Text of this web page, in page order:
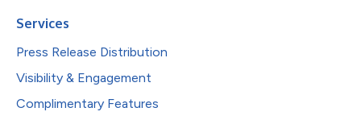
Services
Press Release Distribution
Visibility & Engagement
Complimentary Features